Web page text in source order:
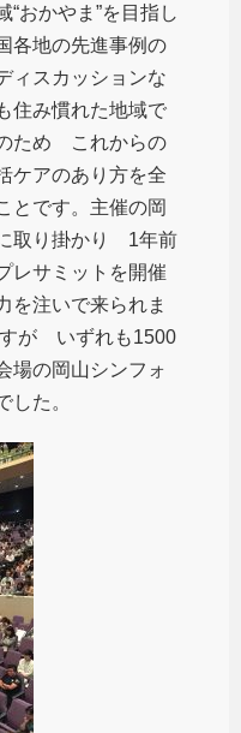
“おかやま”を目指し
各地の先進事例の
ィスカッションな
住み慣れた地域で
ため これからの
ケアのあり方を全
とです。主催の岡
取り掛かり 1年前
レサミットを開催
注いで来られま
すが いずれも1500
場の岡山シンフォ
した。